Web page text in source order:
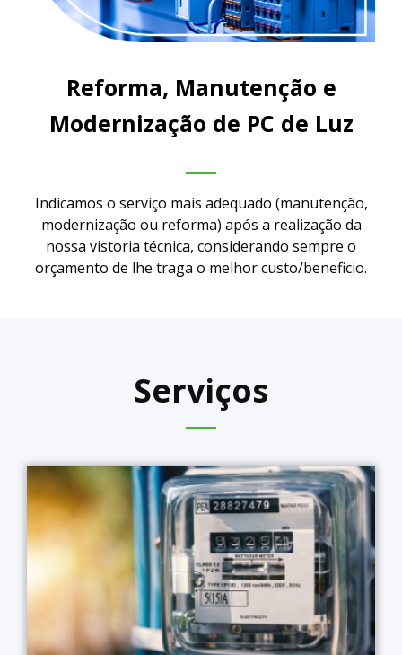
Reforma, Manutenção e
Modernização de PC de Luz
Indicamos o serviço mais adequado (manutenção,
modernização ou reforma) após a realização da
nossa vistoria técnica, considerando sempre o
orçamento de lhe traga o melhor custo/beneficio.
Serviços